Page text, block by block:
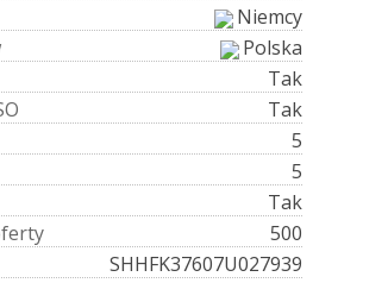
Niemcy
Polska
Tak
O
Tak
5
5
Tak
ferty
500
SHHFK37607U027939